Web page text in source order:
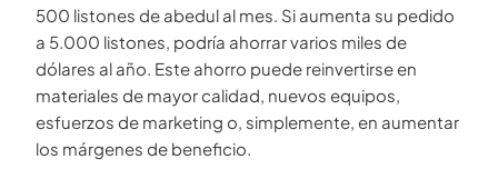
500 listones de abedul al mes. Si aumenta su pedido
a 5.000 listones, podría ahorrar varios miles de
dólares al año. Este ahorro puede reinvertirse en
materiales de mayor calidad, nuevos equipos,
esfuerzos de marketing o, simplemente, en aumentar
los márgenes de beneficio.